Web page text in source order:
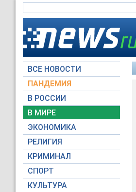
ВСЕ НОВОСТИ
ПАНДЕМИЯ
В РОССИИ
В МИРЕ
ЭКОНОМИКА
РЕЛИГИЯ
КРИМИНАЛ
СПОРТ
КУЛЬТУРА